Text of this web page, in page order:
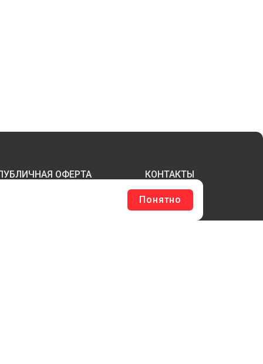
Понятно
ОФЕРТА КОНТАКТЫ